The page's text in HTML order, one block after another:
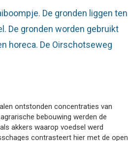
De gronden liggen ten
De gronden worden gebruikt
horeca. De Oirschotseweg
ontstonden concentraties van
bebouwing werden de
akkers waarop voedsel werd
contrasteert hier met de open